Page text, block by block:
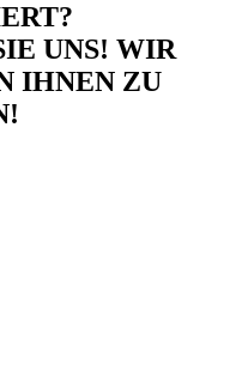
UNS! WIR
IHNEN ZU